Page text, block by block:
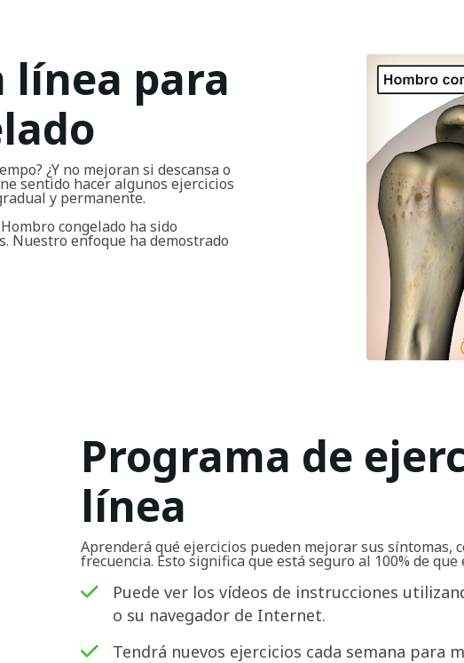
línea para
¿Y no mejoran si descansa o
sentido hacer algunos ejercicios
y permanente.
congelado ha sido
Nuestro enfoque ha demostrado
Programa de
línea
Aprenderá qué ejercicios pueden mejorar sus síntomas,
frecuencia. Esto significa que está seguro al 100% de
Puede ver los vídeos de instrucciones
o su navegador de Internet.
Tendrá nuevos ejercicios cada semana para